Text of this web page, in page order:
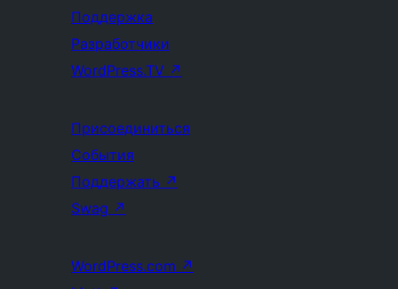
Поддержка
Разработчики
WordPress.TV ↗
Присоединиться
События
Поддержать ↗
Swag ↗
WordPress.com ↗